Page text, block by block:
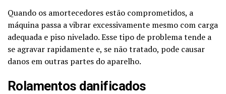
Quando os amortecedores estão comprometidos, a
máquina passa a vibrar excessivamente mesmo com carga
adequada e piso nivelado. Esse tipo de problema tende a
se agravar rapidamente e, se não tratado, pode causar
danos em outras partes do aparelho.
Rolamentos danificados